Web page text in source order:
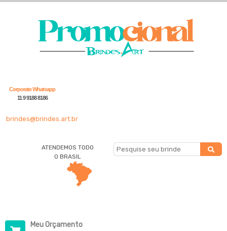
Corporate Whatsapp
11 9 9188 8186
brindes@brindes.art.br
ATENDEMOS TODO
O BRASIL
Meu Orçamento